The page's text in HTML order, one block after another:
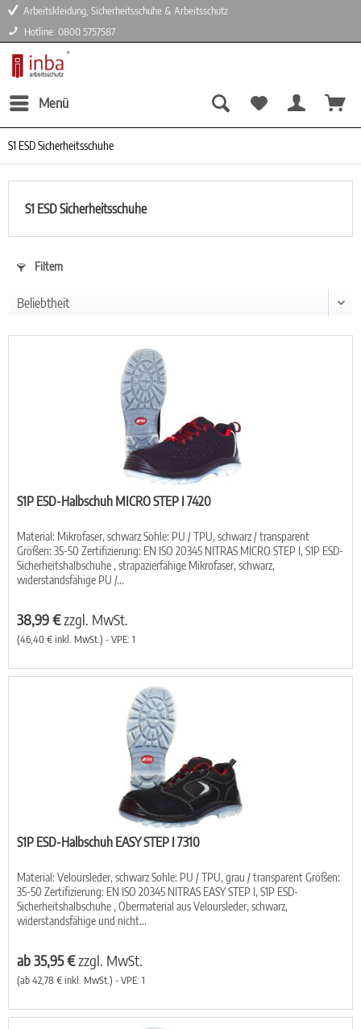
Arbeitskleidung, Sicherheitsschuhe & Arbeitsschutz
Hotline: 0800 5757587
Menü
S1 ESD Sicherheitsschuhe
S1 ESD Sicherheitsschuhe
Filtern
S1P ESD-Halbschuh MICRO STEP I 7420
Material: Mikrofaser, schwarz Sohle: PU / TPU, schwarz / transparent
Größen: 35-50 Zertifizierung: EN ISO 20345 NITRAS MICRO STEP I, S1P ESD-
Sicherheitshalbschuhe , strapazierfähige Mikrofaser, schwarz,
widerstandsfähige PU /...
38,99 €zzgl. MwSt.
(46,40 € inkl. MwSt.) - VPE: 1
S1P ESD-Halbschuh EASY STEP I 7310
Material: Veloursleder, schwarz Sohle: PU / TPU, grau / transparent Größen:
35-50 Zertifizierung: EN ISO 20345 NITRAS EASY STEP I, S1P ESD-
Sicherheitshalbschuhe , Obermaterial aus Veloursleder, schwarz,
widerstandsfähige und nicht...
ab 35,95 €zzgl. MwSt.
(ab 42,78 € inkl. MwSt.) - VPE: 1